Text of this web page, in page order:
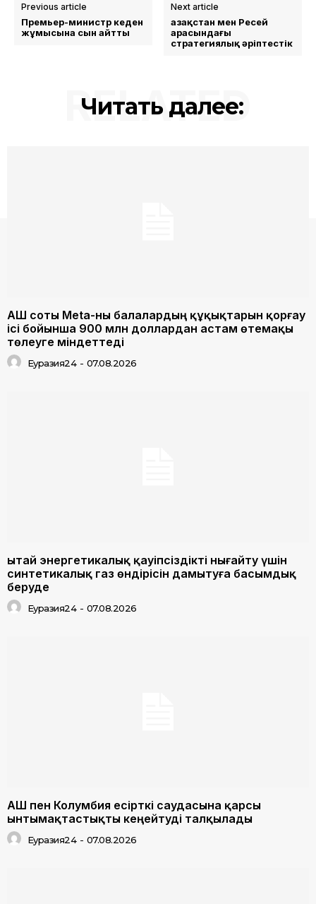
Previous article
Премьер-министр кеден
жұмысына сын айтты
Next article
Қазақстан мен Ресей
арасындағы
стратегиялық әріптестік
Читать далее:
RELATED
АҚШ соты Meta-ны балалардың құқықтарын қорғау
ісі бойынша 900 млн доллардан астам өтемақы
төлеуге міндеттеді
Еуразия24 - 07.08.2026
Қытай энергетикалық қауіпсіздікті нығайту үшін
синтетикалық газ өндірісін дамытуға басымдық
беруде
Еуразия24 - 07.08.2026
АҚШ пен Колумбия есірткі саудасына қарсы
ынтымақтастықты кеңейтуді талқылады
Еуразия24 - 07.08.2026